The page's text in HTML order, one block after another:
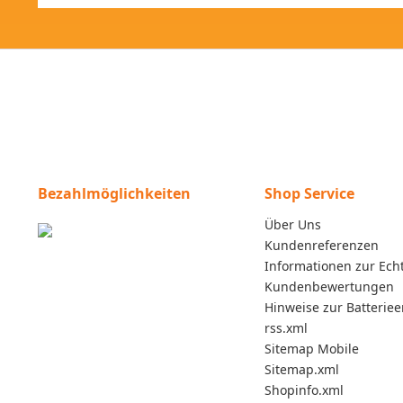
Bezahlmöglichkeiten Shop Service
Über Uns
Kundenreferenzen
Informationen zur
Kundenbewertungen
Hinweise zur
rss.xml
Sitemap Mobile
Sitemap.xml
Shopinfo.xml